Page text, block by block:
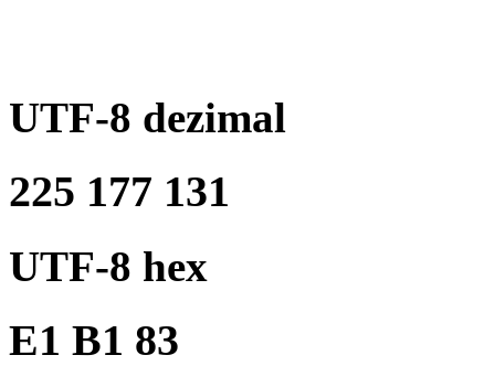
UTF-8 dezimal
225 177 131
UTF-8 hex
E1 B1 83